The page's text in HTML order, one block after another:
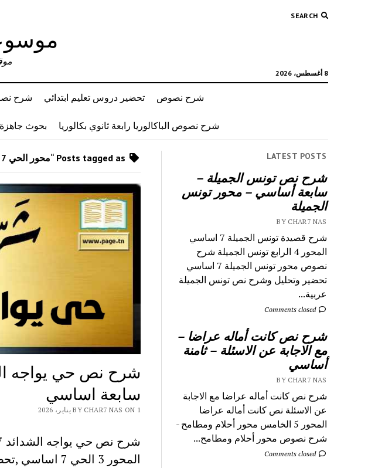
SEARCH
8 أغسطس، 2026
شرح نصوص تحضير دروس تعليم ابتدائي شرح
شرح نصوص الباكالوريا رابعة ثانوي بكالوريا بحوث
LATEST POSTS
شرح نص تونس الجميلة –
سابعة أساسي – محور تونس
الجميلة
BY CHAR7 NAS
شرح قصيدة تونس الجميلة 7 اساسي
المحور 4 الرابع تونس الجميلة شرح
نصوص محور تونس الجميلة 7 اساسي
تحضير وتحليل وشرح نص تونس الجميلة
عربية...
Comments closed
شرح نص كانت أماله عراضا –
مع الاجابة عن الاسئلة – ثامنة
أساسي
BY CHAR7 NAS
شرح نص كانت أماله عراضا مع الاجابة
عن الاسئلة نص كانت أماله عراضا
المحور 5 الخامس محور أحلام ومطامح -
شرح نصوص محور أحلام ومطامح...
Comments closed
شرح نص حي يواجه
سابعة اساسي
BY CHAR7 NAS ON 1 يناير، 2026
المحور 3